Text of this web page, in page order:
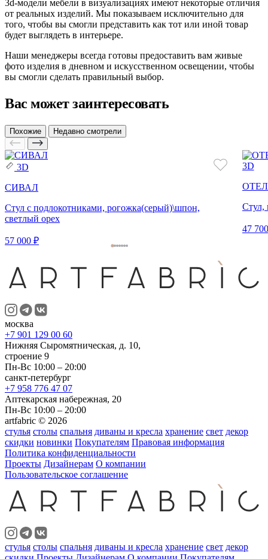
3d-модели мебели в визуализациях имеют некоторые отличия
от реальных изделий. Мы показываем исключительно для
того, чтобы вы смогли представить как тот или иной товар
будет выглядеть в интерьере.
Наши менеджеры всегда готовы предоставить вам живые
фото изделия в дневном и искусственном освещении, чтобы
вы смогли сделать правильный выбор.
Вас может заинтересовать
Похожие Недавно смотрели
3D
СИВАЛ
Стул с подлокотниками, рогожка(серый)\шпон,
светлый орех
57 000 ₽
3D
Стул,
47
москва
+7 901 129 00 60
Нижняя Сыромятническая, д. 10,
строение 9
Пн-Вс 10:00 – 20:00
санкт-петербург
+7 958 776 47 07
Аптекарская набережная, 20
Пн-Вс 10:00 – 20:00
artfabric © 2026
стулья столы спальня диваны и кресла хранение свет декор
скидки новинки Покупателям Правовая информация
Политика конфиденциальности
Проекты Дизайнерам О компании
Пользовательское соглашение
стулья столы спальня диваны и кресла хранение свет декор